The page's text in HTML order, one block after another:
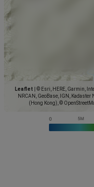
Leaflet
© Esri, HERE, Garmin,
NRCAN, GeoBase, IGN,
(Hong Kong), ©